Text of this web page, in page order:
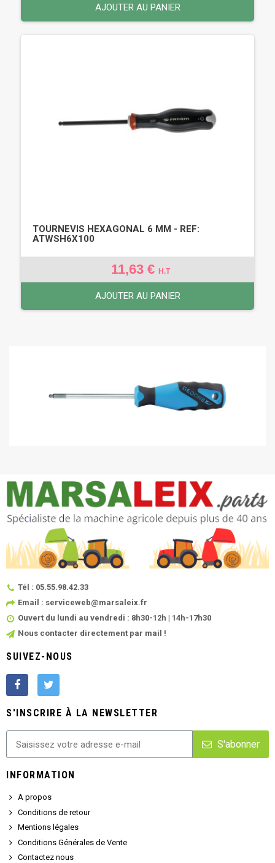
AJOUTER AU PANIER
TOURNEVIS HEXAGONAL 6 MM - REF:
ATWSH6X100
11,63 € H.T
AJOUTER AU PANIER
Tél : 05.55.98.42.33
Email : serviceweb@marsaleix.fr
Ouvert du lundi au vendredi : 8h30-12h | 14h-17h30
Nous contacter directement par mail !
SUIVEZ-NOUS
S'INSCRIRE À LA NEWSLETTER
S'abonner
INFORMATION
A propos
Conditions de retour
Mentions légales
Conditions Générales de Vente
Contactez nous